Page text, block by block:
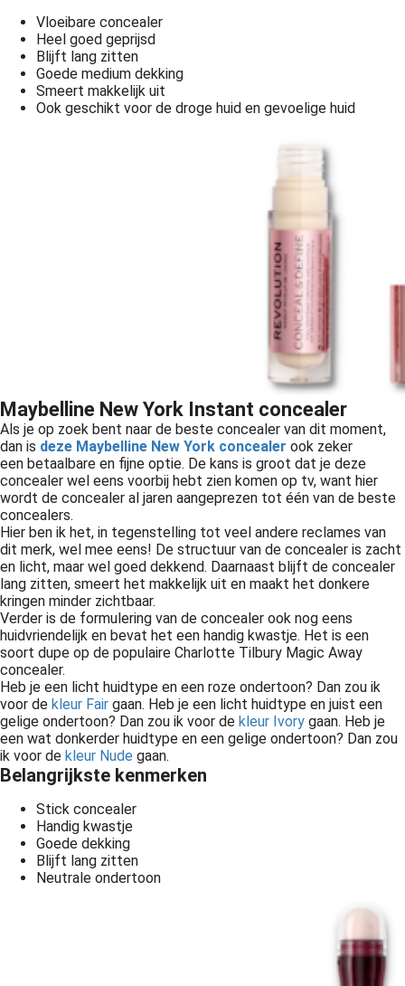
Vloeibare concealer
Heel goed geprijsd
Blijft lang zitten
Goede medium dekking
Smeert makkelijk uit
Ook geschikt voor de droge huid en gevoelige huid
Maybelline New York Instant concealer
Als je op zoek bent naar de beste concealer van dit moment,
dan is deze Maybelline New York concealer ook zeker
een betaalbare en fijne optie. De kans is groot dat je deze
concealer wel eens voorbij hebt zien komen op tv, want hier
wordt de concealer al jaren aangeprezen tot één van de beste
concealers.
Hier ben ik het, in tegenstelling tot veel andere reclames van
dit merk, wel mee eens! De structuur van de concealer is zacht
en licht, maar wel goed dekkend. Daarnaast blijft de concealer
lang zitten, smeert het makkelijk uit en maakt het donkere
kringen minder zichtbaar.
Verder is de formulering van de concealer ook nog eens
huidvriendelijk en bevat het een handig kwastje. Het is een
soort dupe op de populaire Charlotte Tilbury Magic Away
concealer.
Heb je een licht huidtype en een roze ondertoon? Dan zou ik
voor de kleur Fair gaan. Heb je een licht huidtype en juist een
gelige ondertoon? Dan zou ik voor de kleur Ivory gaan. Heb je
een wat donkerder huidtype en een gelige ondertoon? Dan zou
ik voor de kleur Nude gaan.
Belangrijkste kenmerken
Stick concealer
Handig kwastje
Goede dekking
Blijft lang zitten
Neutrale ondertoon